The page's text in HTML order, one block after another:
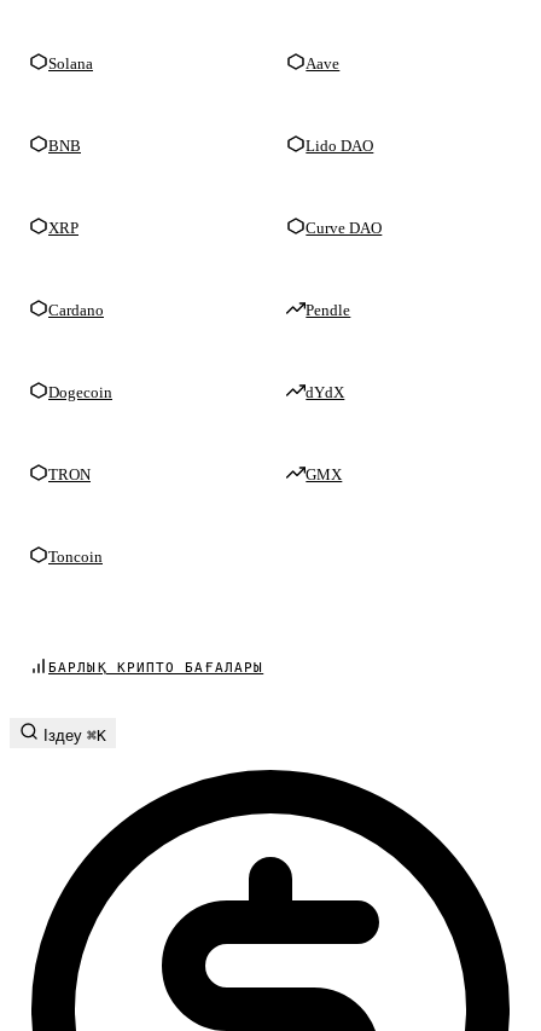
Solana
BNB
XRP
Cardano
Dogecoin
TRON
Toncoin
Aave
Lido DAO
Curve DAO
Pendle
dYdX
GMX
БАРЛЫҚ КРИПТО БАҒАЛАРЫ
Іздеу ⌘K